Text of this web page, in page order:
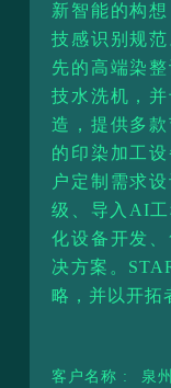
新智能的构
技感识别规
先的高端染
技水洗机，
造，提供多
的印染加工
户定制需求
级、导入AI
化设备开发
决方案。
略，并以开拓
客户名称 :
泉